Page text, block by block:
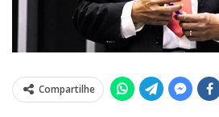
Compartilhe